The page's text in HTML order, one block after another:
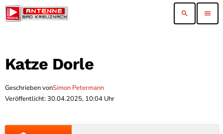
search menu
Katze Dorle
Geschrieben vonSimon Petermann
Veröffentlicht: 30.04.2025, 10:04 Uhr